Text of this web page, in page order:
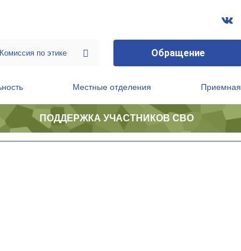
Обращение
Местные отделения Приемная
ПОДДЕРЖКА УЧАСТНИКОВ СВО